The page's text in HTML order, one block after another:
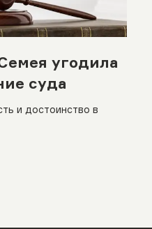
угодила
суда
и достоинство в